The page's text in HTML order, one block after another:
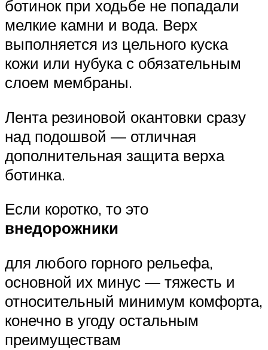
ботинок при ходьбе не попадали
мелкие камни и вода. Верх
выполняется из цельного куска
кожи или нубука с обязательным
слоем мембраны.
Лента резиновой окантовки сразу
над подошвой — отличная
дополнительная защита верха
ботинка.
Если коротко, то это
внедорожники
для любого горного рельефа,
основной их минус — тяжесть и
относительный минимум комфорта,
конечно в угоду остальным
преимуществам